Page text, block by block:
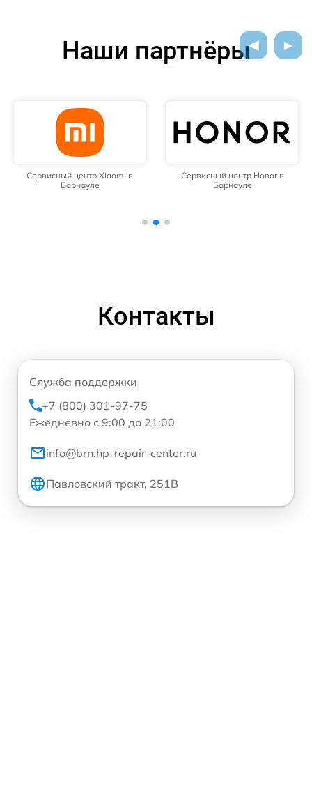
Наши партнёры
Сервисный центр Xiaomi в
Барнауле
Сервисный центр Honor в
Барнауле
Контакты
Служба поддержки
+7 (800) 301-97-75
Ежедневно с 9:00 до 21:00
info@brn.hp-repair-center.ru
Павловский тракт, 251В